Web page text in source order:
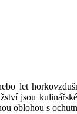
let
jsou
oblohou s